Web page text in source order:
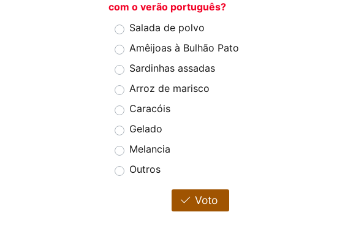
com o verão português?
Salada de polvo
Amêijoas à Bulhão Pato
Sardinhas assadas
Arroz de marisco
Caracóis
Gelado
Melancia
Outros
Voto